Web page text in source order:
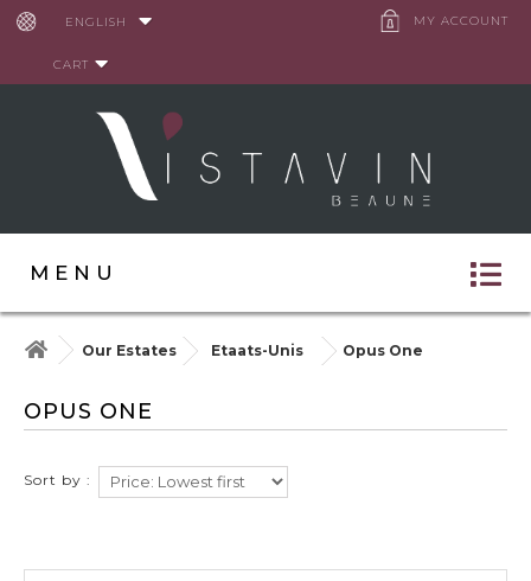
MY ACCOUNT
ENGLISH
CART
MENU
Our Estates Etaats-Unis Opus One
OPUS ONE
Sort by :
Cookies management panel